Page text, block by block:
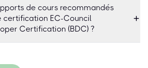
de cours recommandés
certification EC-Council
Certification (BDC) ?